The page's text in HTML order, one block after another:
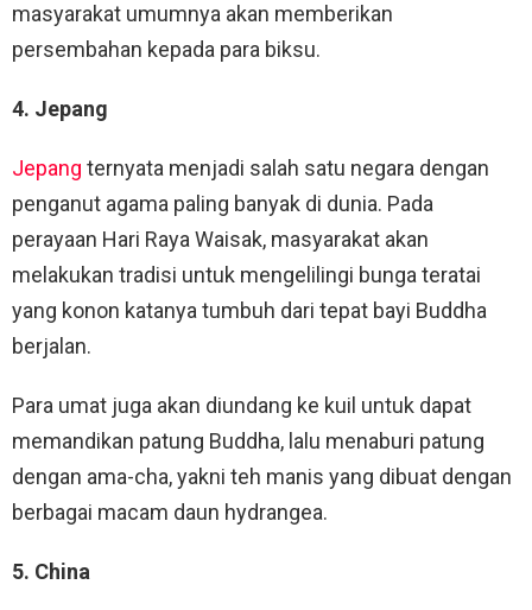
masyarakat umumnya akan memberikan
persembahan kepada para biksu.
4. Jepang
Jepang ternyata menjadi salah satu negara dengan
penganut agama paling banyak di dunia. Pada
perayaan Hari Raya Waisak, masyarakat akan
melakukan tradisi untuk mengelilingi bunga teratai
yang konon katanya tumbuh dari tepat bayi Buddha
berjalan.
Para umat juga akan diundang ke kuil untuk dapat
memandikan patung Buddha, lalu menaburi patung
dengan ama-cha, yakni teh manis yang dibuat dengan
berbagai macam daun hydrangea.
5. China